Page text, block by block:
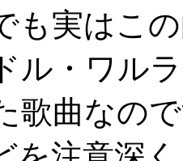
も実はこ
ル・ワル
歌曲なの